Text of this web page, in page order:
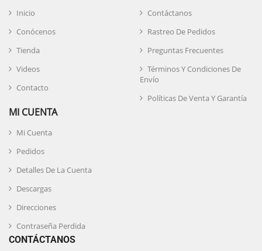
Inicio
Conócenos
Tienda
Videos
Contacto
Contáctanos
Rastreo De Pedidos
Preguntas Frecuentes
Términos Y Condiciones De
Envío
Políticas De Venta Y Garantía
MI CUENTA
Mi Cuenta
Pedidos
Detalles De La Cuenta
Descargas
Direcciones
Contraseña Perdida
CONTÁCTANOS